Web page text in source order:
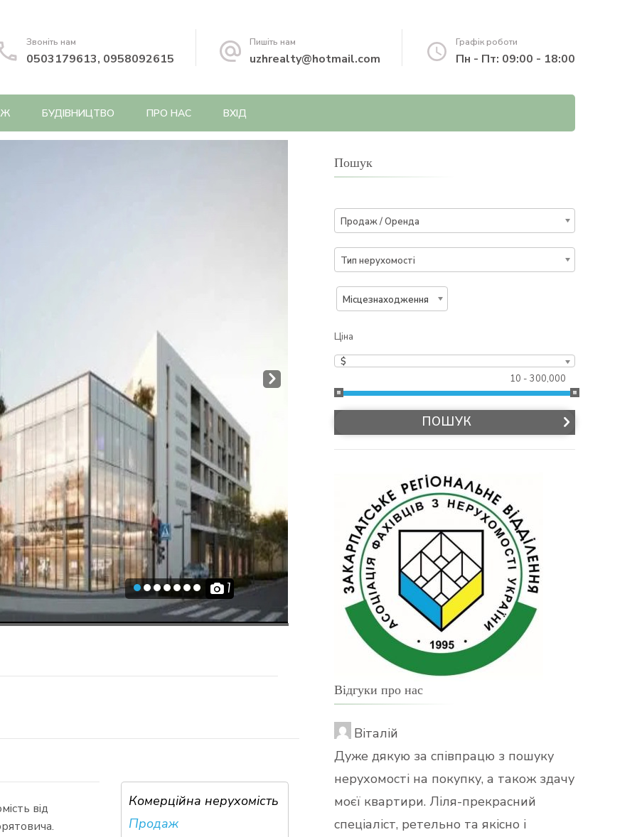
Звоніть нам
0503179613, 0958092615
Пишіть нам
uzhrealty@hotmail.com
Графік роботи
Пн - Пт: 09:00 - 18:00
БУДІВНИЦТВО ПРО НАС ВХІД
Next
7
від
Комерційна нерухомість
Продаж
Пошук
Продаж / Оренда
Тип нерухомості
Місцезнаходження
Ціна
$
10 - 300,000
Відгуки про нас
Віталій
Дуже дякую за співпрацю з пошуку
нерухомості на покупку, а також здачу
моєї квартири. Ліля-прекрасний
спеціаліст, ретельно та якісно і